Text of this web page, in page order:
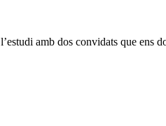
amb dos convidats que ens